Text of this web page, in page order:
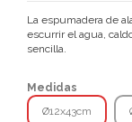
La espumadera de
escurrir el agua,
sencilla.
Medidas
Ø12x43cm